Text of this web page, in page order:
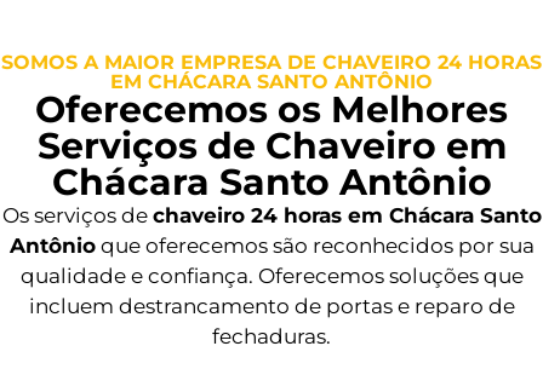
SOMOS A MAIOR EMPRESA DE CHAVEIRO 24 HORAS
EM CHÁCARA SANTO ANTÔNIO
Oferecemos os Melhores
Serviços de Chaveiro em
Chácara Santo Antônio
Os serviços de chaveiro 24 horas em Chácara Santo
Antônioque oferecemos são reconhecidos por sua
qualidade e confiança. Oferecemos soluções que
incluem destrancamento de portas e reparo de
fechaduras.